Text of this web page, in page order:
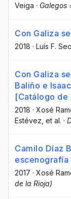
Veiga · Galegos
Con Galiza
2018 · Luís F.
Con Galiza
Baliño e
[Catálogo
2018 · Xosé
Estévez , et al. ·
Camilo Díaz
escenografía
2017 · Xosé
de la Rioja)